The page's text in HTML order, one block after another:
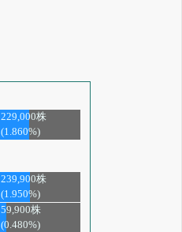
229,000株
(1.860%)
239,900株
(1.950%)
59,900株
(0.480%)